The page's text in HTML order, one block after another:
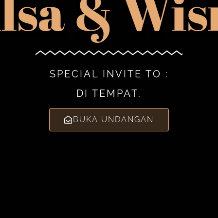
SPECIAL INVITE TO :
DI TEMPAT.
BUKA UNDANGAN